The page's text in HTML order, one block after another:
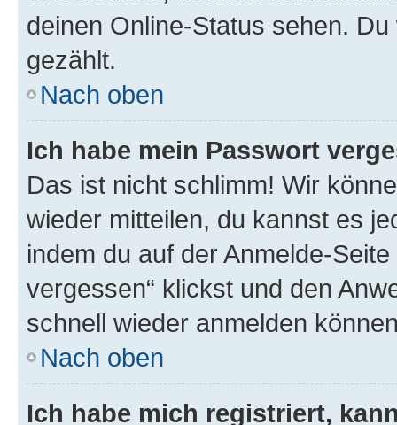
deinen Online-Status sehen.
gezählt.
Nach oben
Ich habe mein Passwort
Das ist nicht schlimm! Wir
wieder mitteilen, du kannst es
indem du auf der Anmelde-
vergessen“ klickst und den
schnell wieder anmelden
Nach oben
Ich habe mich registriert,